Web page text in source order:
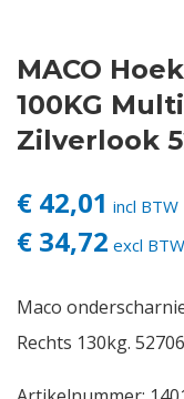
Login
Vacatures
MACO
100KG
Zilverlook
€ 42,01 incl BTW
€ 34,72 excl BTW
Maco
Rechts 130kg. 52706